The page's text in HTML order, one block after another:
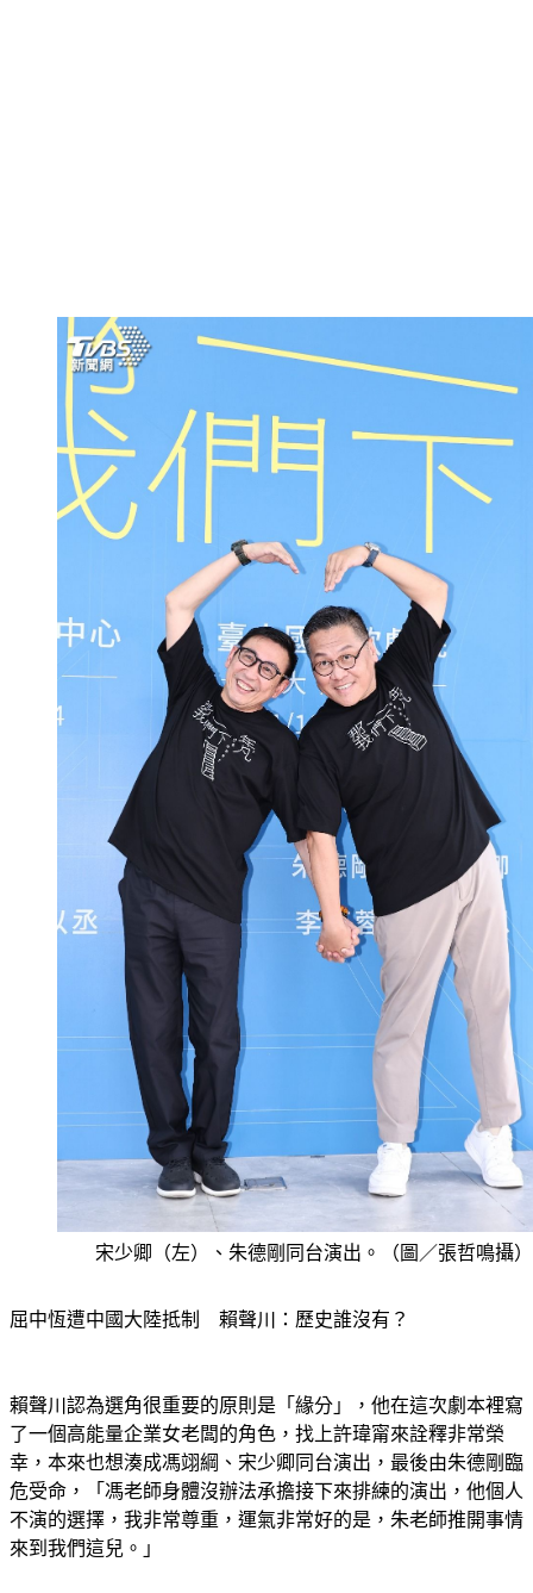
宋少卿（左）、朱德剛同台演出。（圖／張哲鳴攝）
了一個高能量企業女老闆的角色，找上許瑋甯來詮釋非常榮
幸，本來也想湊成馮翊綱、宋少卿同台演出，最後由朱德剛臨
危受命，「馮老師身體沒辦法承擔接下來排練的演出，他個人
不演的選擇，我非常尊重，運氣非常好的是，朱老師推開事情
來到我們這兒。」